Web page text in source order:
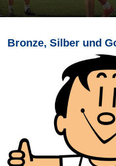
Bronze, Silber und